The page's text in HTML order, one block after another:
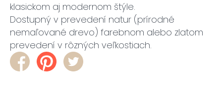
klasickom aj modernom štýle.
Dostupný v prevedení natur (prírodné
nemaľované drevo) farebnom alebo zlatom
prevedení v rôzných veľkostiach.